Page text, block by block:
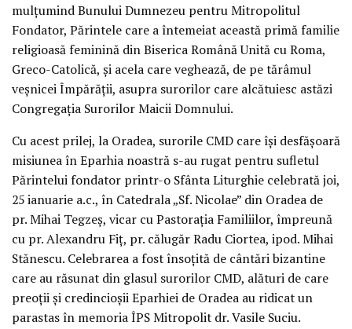
mulțumind Bunului Dumnezeu pentru Mitropolitul
Fondator, Părintele care a întemeiat această primă familie
religioasă feminină din Biserica Română Unită cu Roma,
Greco-Catolică, și acela care veghează, de pe tărâmul
veșnicei Împărății, asupra surorilor care alcătuiesc astăzi
Congregația Surorilor Maicii Domnului.
Cu acest prilej, la Oradea, surorile CMD care își desfășoară
misiunea în Eparhia noastră s-au rugat pentru sufletul
Părintelui fondator printr-o Sfânta Liturghie celebrată joi,
25 ianuarie a.c., în Catedrala „Sf. Nicolae” din Oradea de
pr. Mihai Tegzeș, vicar cu Pastorația Familiilor, împreună
cu pr. Alexandru Fiț, pr. călugăr Radu Ciortea, ipod. Mihai
Stănescu. Celebrarea a fost însoțită de cântări bizantine
care au răsunat din glasul surorilor CMD, alături de care
preoții și credincioșii Eparhiei de Oradea au ridicat un
parastas în memoria ÎPS Mitropolit dr. Vasile Suciu.